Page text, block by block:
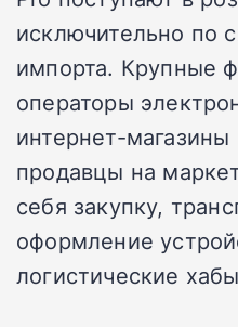
исключительно по
импорта. Крупные
операторы
интернет-
продавцы на
себя закупку,
оформление
логистические